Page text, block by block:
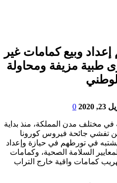
إعداد وبيع كمامات غير
طبية مزيفة ومحاولة
2020
0
مختلف مدن المملكة، منذ بداية
من تفشي جائحة فيروس كورونا
توقيف 96 شخصا يشتبه في تورطهم في حيازة وإعداد
السلامة الصحية، وكمامات
كمامات واقية خارج التراب